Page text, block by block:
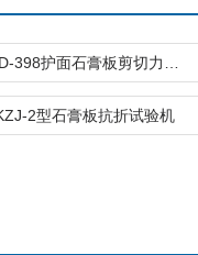
2型石膏板抗折试验机